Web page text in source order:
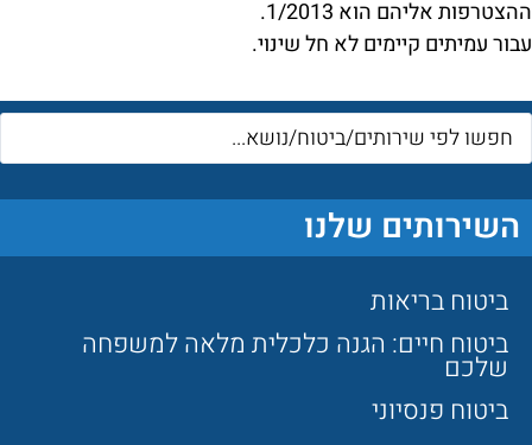
השירותים שלנו
ביטוח בריאות
ביטוח חיים: הגנה כלכלית מלאה למשפחה
שלכם
ביטוח פנסיוני
ההצטרפות אליהם הוא 1/2013.
עבור עמיתים קיימים לא חל שינוי.